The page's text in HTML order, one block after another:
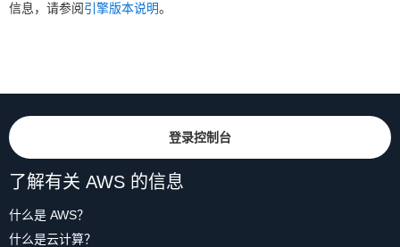
信息，请参阅引擎版本说明。
登录控制台
了解有关 AWS 的信息
什么是 AWS？
什么是云计算？